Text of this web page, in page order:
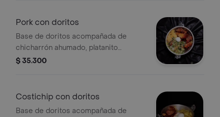
Pork con doritos
Base de doritos acompañada de
chicharrón ahumado, platanito
maduro, pico de gallo, guacamole y
$ 35.300
Costichip con doritos
Base de doritos acompañada de